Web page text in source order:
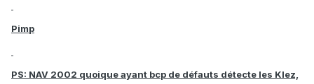
Pimp
PS: NAV 2002 quoique ayant bcp de défauts détecte les Klez,